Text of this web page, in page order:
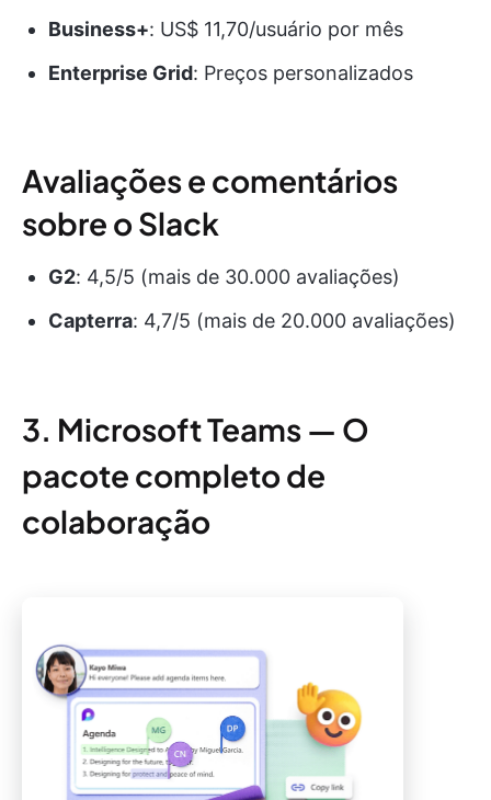
Business+: US$ 11,70/usuário por mês
Enterprise Grid: Preços personalizados
Avaliações e comentários
sobre o Slack
G2: 4,5/5 (mais de 30.000 avaliações)
Capterra: 4,7/5 (mais de 20.000 avaliações)
3. Microsoft Teams — O
pacote completo de
colaboração